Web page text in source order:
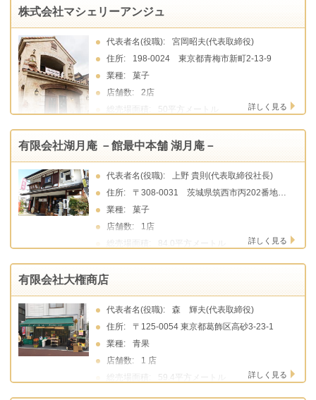
株式会社マシェリーアンジュ
代表者名(役職):
宮岡昭夫(代表取締役)
住所:
198-0024 東京都青梅市新町2-13-9
業種:
菓子
店舗数:
2店
総売場面積:
50平方メートル 詳しく見る
有限会社湖月庵 －館最中本舗 湖月庵－
代表者名(役職):
上野 貴則(代表取締役社長)
住所:
〒308-0031 茨城県筑西市丙202番地13
業種:
菓子
店舗数:
1店
総売場面積:
84.0平方メートル 詳しく見る
有限会社大権商店
代表者名(役職):
森 輝夫(代表取締役)
住所:
〒125-0054 東京都葛飾区高砂3-23-1
業種:
青果
店舗数:
1 店
総売場面積:
59.4平方メートル 詳しく見る